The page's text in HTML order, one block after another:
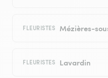
FLEURISTES Mézières-
FLEURISTES Lavardin